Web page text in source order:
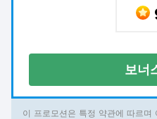
보너
이 프로모션은 특정 약관에 따르며